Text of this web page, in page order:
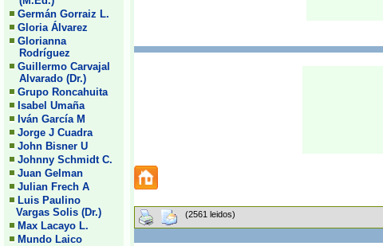
Germán Gorraiz L.
Gloria Álvarez
Glorianna
Rodríguez
Guillermo Carvajal
Alvarado (Dr.)
Grupo Roncahuita
Isabel Umaña
Iván García M
Jorge J Cuadra
John Bisner U
Johnny Schmidt C.
Juan Gelman
Julian Frech A
Luis Paulino
Vargas Solis (Dr.)
Max Lacayo L.
Mundo Laico
(2561 leidos)